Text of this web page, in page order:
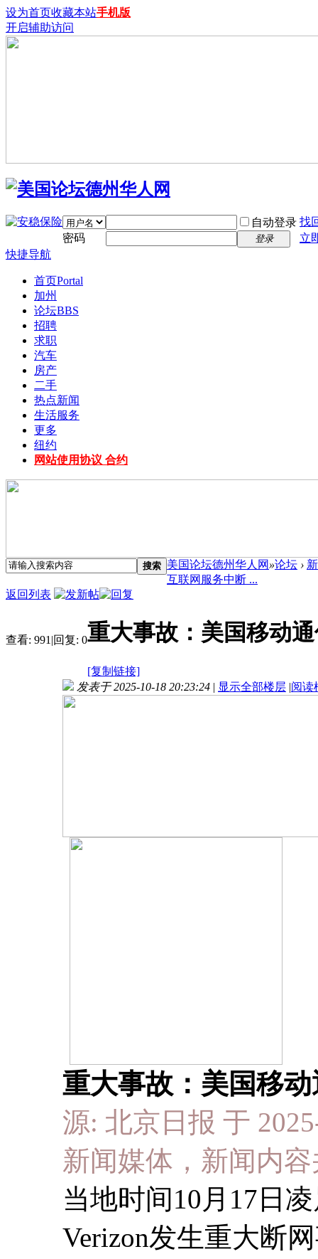
设为首页收藏本站手机版
开启辅助访问
自动登录 找
密码
登录
立
快捷导航
首页Portal
加州
论坛BBS
招聘
求职
汽车
房产
二手
热点新闻
生活服务
更多
纽约
网站使用协议 合约
搜索 美国论坛德州华人网 »论坛 ›
互联网服务中断 ...
返回列表
查看: 991 |回复: 0重大事故：美国移动
[复制链接]
发表于 2025-10-18 20:23:24 | 显示全部楼层 |阅读
重大事故：美国移
源: 北京日报 于
新闻媒体，新闻内
当地时间10月17日
Verizon发生重大断